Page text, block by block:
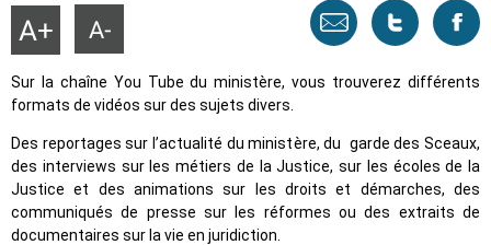
Envoyer Tweeter
Agrandir
taille
du
texte
Réduire
du
Sur la chaîne You Tube du ministère, vous trouverez différents
formats de vidéos sur des sujets divers.
Des reportages sur l’actualité du ministère, du garde des Sceaux,
des interviews sur les métiers de la Justice, sur les écoles de la
Justice et des animations sur les droits et démarches, des
communiqués de presse sur les réformes ou des extraits de
documentaires sur la vie en juridiction.